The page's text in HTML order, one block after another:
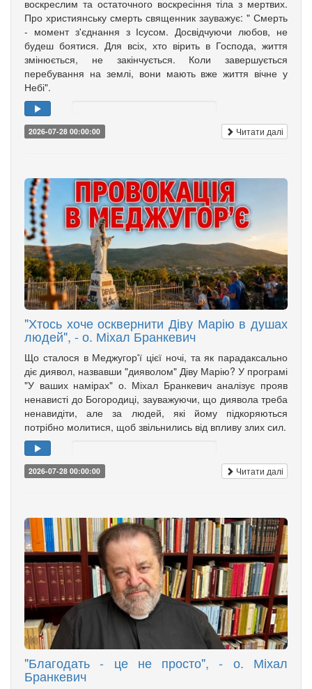
воскреслим та остаточного воскресіння тіла з мертвих.
Про християнську смерть священник зауважує: " Смерть
- момент з'єднання з Ісусом. Досвідчуючи любов, не
будеш боятися. Для всіх, хто вірить в Господа, життя
змінюється, не закінчується. Коли завершується
перебування на землі, вони мають вже життя вічне у
Небі".
2026-07-28 00:00:00 Читати далі
"Хтось хоче осквернити Діву Марію в душах
людей", - о. Міхал Бранкевич
Що сталося в Меджугор'ї цієї ночі, та як парадаксально
діє диявол, назвавши "дияволом" Діву Марію? У програмі
"У ваших намірах" о. Міхал Бранкевич аналізує прояв
ненависті до Богородиці, зауважуючи, що диявола треба
ненавидіти, але за людей, які йому підкоряються
потрібно молитися, щоб звільнились від впливу злих сил.
2026-07-28 00:00:00 Читати далі
"Благодать - це не просто", - о. Міхал
Бранкевич